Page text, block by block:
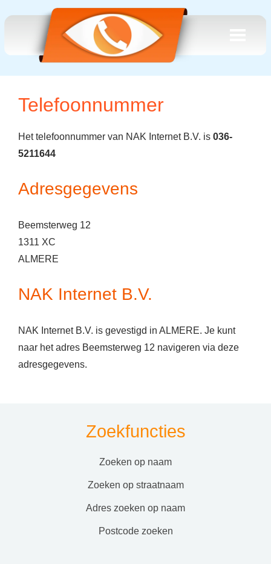
Telefoonnummer
Het telefoonnummer van NAK Internet B.V. is 036-
5211644
Adresgegevens
Beemsterweg 12
1311 XC
ALMERE
NAK Internet B.V.
NAK Internet B.V. is gevestigd in ALMERE. Je kunt
naar het adres Beemsterweg 12 navigeren via deze
adresgegevens.
Zoekfuncties
zoeken op naam
zoeken op straatnaam
adres zoeken op naam
postcode zoeken